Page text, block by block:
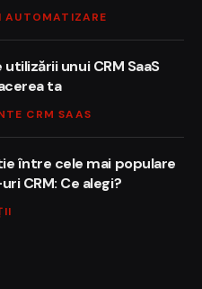
AUTOMATIZARE
unui CRM SaaS
ta
CRM SAAS
între cele mai populare
CRM: Ce alegi?